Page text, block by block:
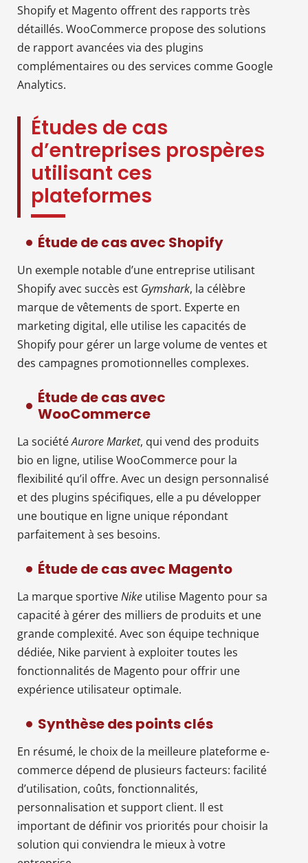
Shopify et Magento offrent des rapports très
détaillés. WooCommerce propose des solutions
de rapport avancées via des plugins
complémentaires ou des services comme Google
Analytics.
Études de cas
d’entreprises prospères
utilisant ces
plateformes
Étude de cas avec Shopify
Un exemple notable d’une entreprise utilisant
Shopify avec succès est Gymshark, la célèbre
marque de vêtements de sport. Experte en
marketing digital, elle utilise les capacités de
Shopify pour gérer un large volume de ventes et
des campagnes promotionnelles complexes.
Étude de cas avec
WooCommerce
La sociétéAurore Market, qui vend des produits
bio en ligne, utilise WooCommerce pour la
flexibilité qu’il offre. Avec un design personnalisé
et des plugins spécifiques, elle a pu développer
une boutique en ligne unique répondant
parfaitement à ses besoins.
Étude de cas avec Magento
La marque sportiveNike utilise Magento pour sa
capacité à gérer des milliers de produits et une
grande complexité. Avec son équipe technique
dédiée, Nike parvient à exploiter toutes les
fonctionnalités de Magento pour offrir une
expérience utilisateur optimale.
Synthèse des points clés
En résumé, le choix de la meilleure plateforme e-
commerce dépend de plusieurs facteurs: facilité
d’utilisation, coûts, fonctionnalités,
personnalisation et support client. Il est
important de définir vos priorités pour choisir la
solution qui conviendra le mieux à votre